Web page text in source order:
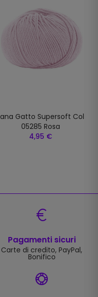
Gatto Supersoft Col
05285 Rosa
4,95 €
Pagamenti sicuri
Carte di credito, PayPal,
Bonifico